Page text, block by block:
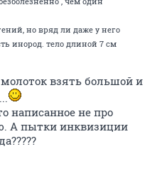
но вряд ли даже у него
инород. тело длиной 7 см
взять большой и
написанное не про
А пытки инквизиции